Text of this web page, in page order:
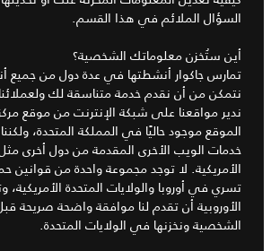
السؤال الملائم في هذا القسم.
أين ستُخزن معلوماتك الشخصية؟
تمارس جاكوار أنشطتها في عدة دول من جميع
نتمكن من أن نقدم خدمة متناسقة لك ولعملائنا
ندير مواقعنا على شبكة الإنترنت من موقع
الموقع موجود حاليًا في المملكة المتحدة،
خدمات الويب الأخرى المقدمة من دول أخرى مثل
الأمريكية. لا توجد مجموعة واحدة من قوانين
تسري في أوروبا والولايات المتحدة
الأوروبية أن تقدم لنا موافقة واضحة صريحة
الشخصية ونخزنها في الولايات المتحدة.